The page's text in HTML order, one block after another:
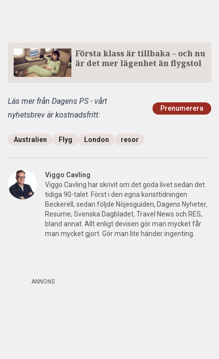
Första klass är tillbaka – och nu
är det mer lägenhet än flygstol
Läs mer från Dagens PS - vårt
nyhetsbrev är kostnadsfritt:
Prenumerera
Australien Flyg London resor
Viggo Cavling
Viggo Cavling har skrivit om det goda livet sedan det
tidiga 90-talet. Först i den egna konsttidningen
Beckerell, sedan följde Nöjesguiden, Dagens Nyheter,
Resume, Svenska Dagbladet, Travel News och RES,
bland annat. Allt enligt devisen gör man mycket får
man mycket gjort. Gör man lite händer ingenting.
ANNONS